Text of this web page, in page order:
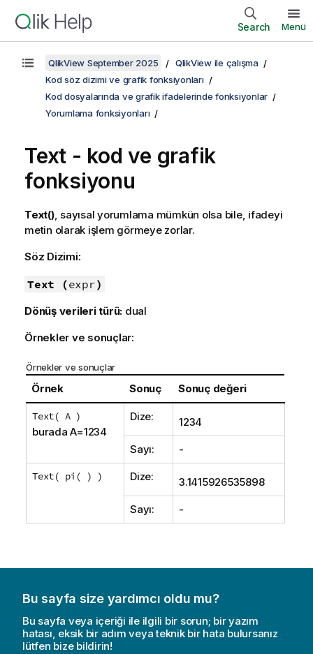
Search Menü
QlikView September 2025
QlikView ile çalışma
Kod söz dizimi ve grafik fonksiyonları
Kod dosyalarında ve grafik ifadelerinde fonksiyonlar
Yorumlama fonksiyonları
Text - kod ve grafik
fonksiyonu
Text(), sayısal yorumlama mümkün olsa bile, ifadeyi
metin olarak işlem görmeye zorlar.
Söz Dizimi:
Text (expr)
Dönüş verileri türü: dual
Örnekler ve sonuçlar:
Örnekler ve sonuçlar
Örnek Sonuç Sonuç değeri
Text( A )
burada A=1234
Dize: 1234
Sayı: -
Text( pi( ) ) Dize: 3.1415926535898
Sayı: -
Bu sayfa size yardımcı oldu mu?
Bu sayfa veya içeriği ile ilgili bir sorun; bir yazım
hatası, eksik bir adım veya teknik bir hata bulursanız
lütfen bize bildirin!